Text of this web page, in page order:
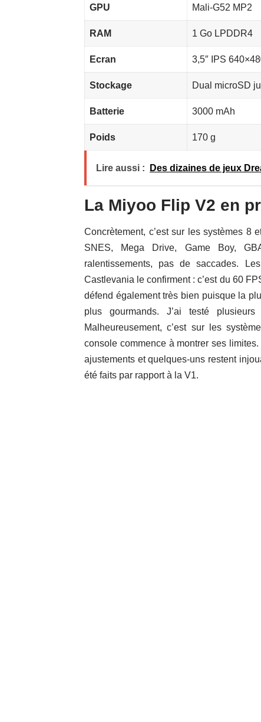
GPU Mali-G52 MP2
RAM 1 Go LPDDR4
Ecran 3,5″ IPS
Stockage Dual microSD
Batterie 3000 mAh
Poids 170 g
Lire aussi : Des dizaines de jeux
La Miyoo Flip V2 en
Concrètement, c’est sur les systèmes
SNES, Mega Drive, Game Boy,
ralentissements, pas de saccades.
Castlevania le confirment : c’est du 60
défend également très bien puisque la
plus gourmands. J’ai testé
Malheureusement, c’est sur les
console commence à montrer ses
ajustements et quelques-uns restent
été faits par rapport à la V1.